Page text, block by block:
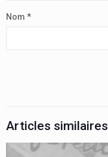
Nom *
Articles similaires